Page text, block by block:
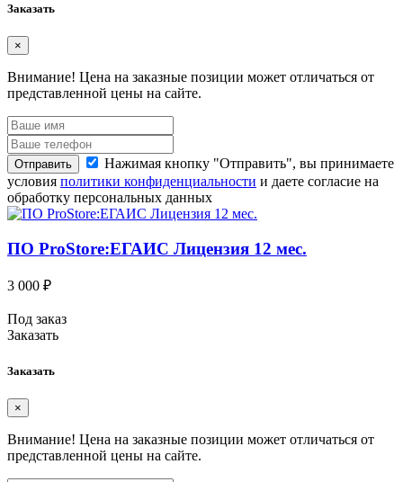
Заказать
×
Внимание! Цена на заказные позиции может отличаться от
представленной цены на сайте.
Отправить
Нажимая кнопку "Отправить", вы принимаете
условия политики конфиденциальности и даете согласие на
обработку персональных данных
ПО ProStore:ЕГАИС Лицензия 12 мес.
3 000 ₽
Под заказ
Заказать
Заказать
×
Внимание! Цена на заказные позиции может отличаться от
представленной цены на сайте.